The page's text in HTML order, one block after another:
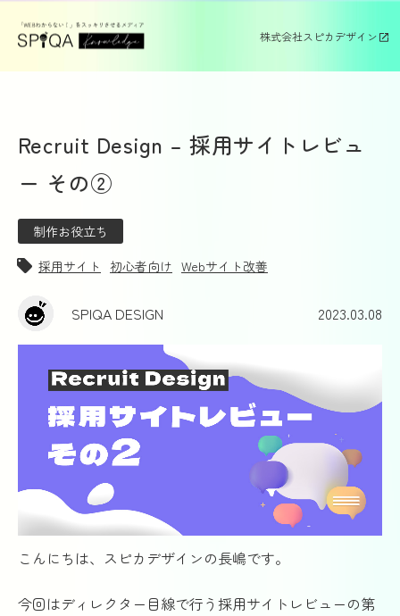
株式会社スピカデザイン
Recruit Design – 採用サイトレビュ
ー その②
制作お役立ち
採用サイト
初心者向け Webサイト改善
SPIQA DESIGN 2023.03.08
こんにちは、スピカデザインの長嶋です。
今回はディレクター目線で行う採用サイトレビューの第